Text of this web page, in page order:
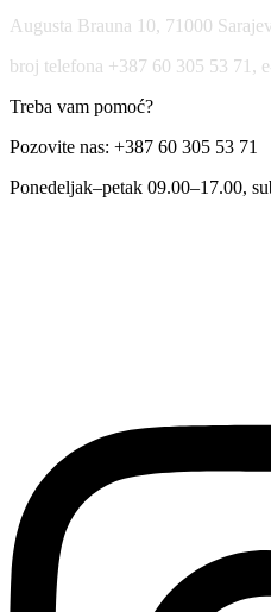
Augusta Brauna 10, 71000
broj telefona +387 60 305 53 71,
Treba vam pomoć?
Pozovite nas: +387 60 305 53 71
Ponedeljak–petak 09.00–17.00,